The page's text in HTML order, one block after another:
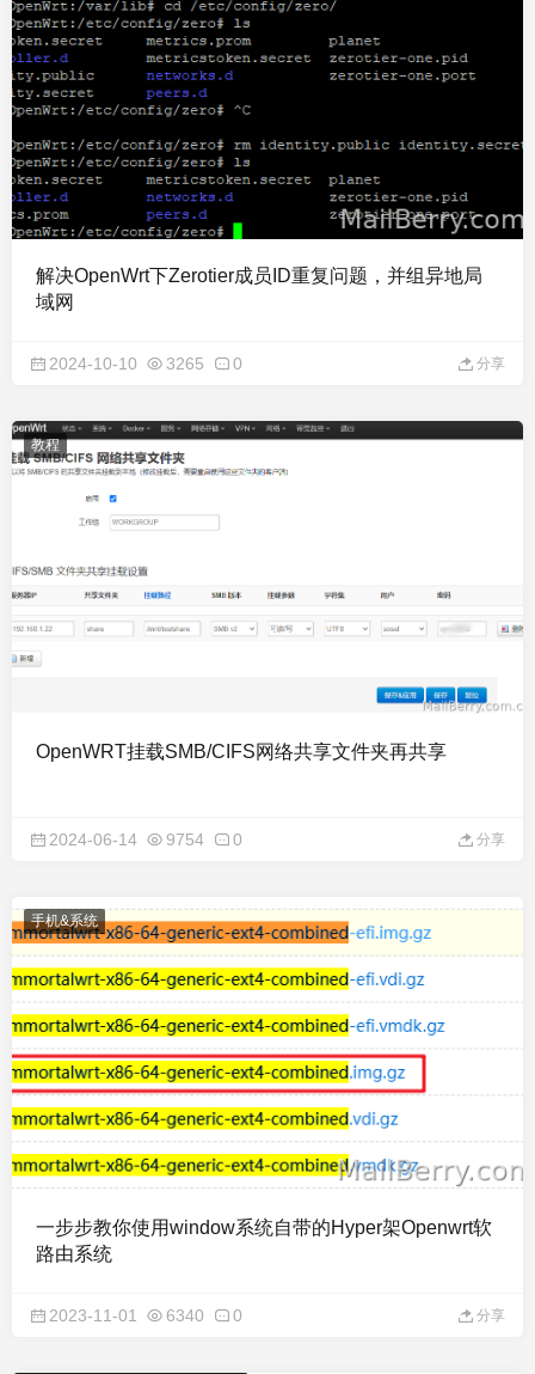
解决OpenWrt下Zerotier成员ID重复问题，并组异地局
域网
2024-10-10 3265 0 分享
教程
OpenWRT挂载SMB/CIFS网络共享文件夹再共享
2024-06-14 9754 0 分享
手机&系统
一步步教你使用window系统自带的Hyper架Openwrt软
路由系统
2023-11-01 6340 0 分享